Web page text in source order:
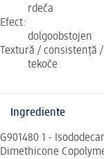
rdeča
Efect:
dolgoobstojen
Textură / consistență
tekoče
Ingrediente
G901480 1 -
Dimethicone